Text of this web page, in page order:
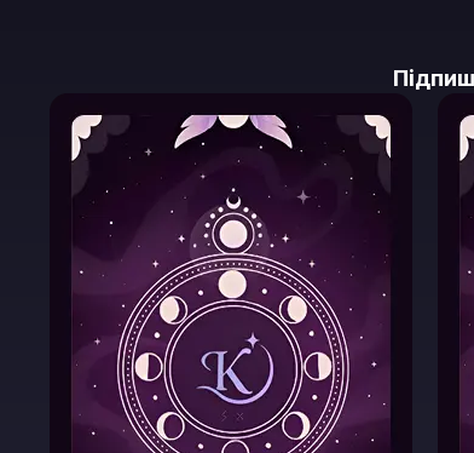
Натальна
карта
Зрозумійте, що
закладено у вашій
особистості